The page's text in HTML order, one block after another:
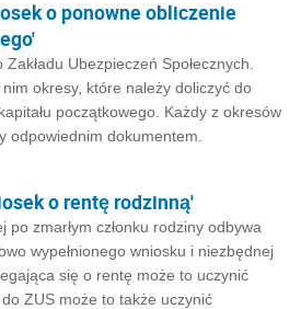
o ponowne obliczenie
Ubezpieczeń Społecznych.
okresy, które należy doliczyć do
początkowego. Każdy z okresów
odpowiednim dokumentem.
o rentę rodzinną'
po zmarłym członku rodziny odbywa
wypełnionego wniosku i niezbędnej
się o rentę może to uczynić
ZUS może to także uczynić